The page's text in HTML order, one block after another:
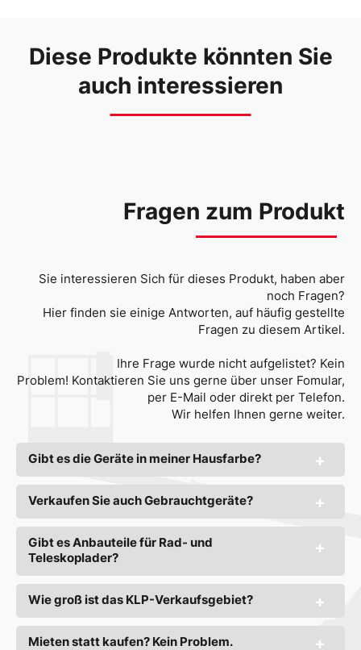
Diese Produkte könnten Sie
auch interessieren
Fragen zum Produkt
Sie interessieren Sich für dieses Produkt, haben aber
noch Fragen?
Hier finden sie einige Antworten, auf häufig gestellte
Fragen zu diesem Artikel.
Ihre Frage wurde nicht aufgelistet? Kein
Problem! Kontaktieren Sie uns gerne über unser Fomular,
per E-Mail oder direkt per Telefon.
Wir helfen Ihnen gerne weiter.
Gibt es die Geräte in meiner Hausfarbe?
Verkaufen Sie auch Gebrauchtgeräte?
Gibt es Anbauteile für Rad- und
Teleskoplader?
Wie groß ist das KLP-Verkaufsgebiet?
Mieten statt kaufen? Kein Problem.